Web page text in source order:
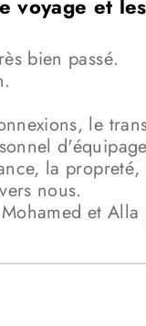
d’un an de non
sous
à bord).
de plongée et
ou de la carte
territoire).
ou profondimètre,
à éclat et/ou
bien passé.
le
la propreté,
nous.
et